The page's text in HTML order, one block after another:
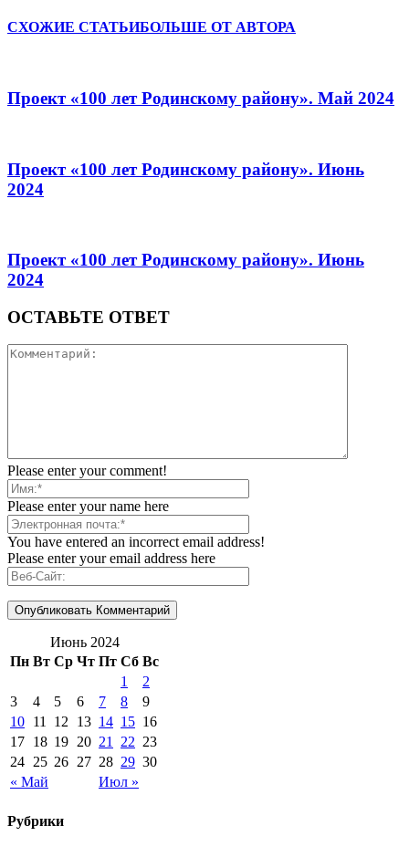
СХОЖИЕ СТАТЬИБОЛЬШЕ ОТ АВТОРА
Проект «100 лет Родинскому району». Май 2024
Проект «100 лет Родинскому району». Июнь
2024
Проект «100 лет Родинскому району». Июнь
2024
ОСТАВЬТЕ ОТВЕТ
Please enter your comment!
Please enter your name here
You have entered an incorrect email address!
Please enter your email address here
Июнь 2024
Пн Вт Ср Чт Пт Сб Вс
« Май Июл »
1
2
3
4 5 6 7 8
9
10 11 12 13 14 15 16
17 18 19 20 21 22 23
24 25 26 27 28 29 30
Рубрики